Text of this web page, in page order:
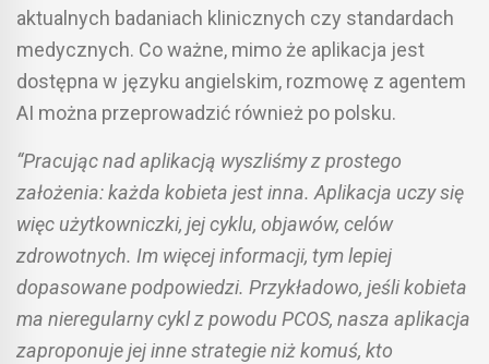
aktualnych badaniach klinicznych czy standardach
medycznych. Co ważne, mimo że aplikacja jest
dostępna w języku angielskim, rozmowę z agentem
AI można przeprowadzić również po polsku.
“Pracując nad aplikacją wyszliśmy z prostego
założenia: każda kobieta jest inna. Aplikacja uczy się
więc użytkowniczki, jej cyklu, objawów, celów
zdrowotnych. Im więcej informacji, tym lepiej
dopasowane podpowiedzi. Przykładowo, jeśli kobieta
ma nieregularny cykl z powodu PCOS, nasza aplikacja
zaproponuje jej inne strategie niż komuś, kto